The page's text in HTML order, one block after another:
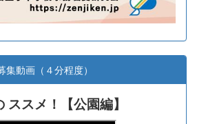
動画（４分程度）
ススメ！【公園編】